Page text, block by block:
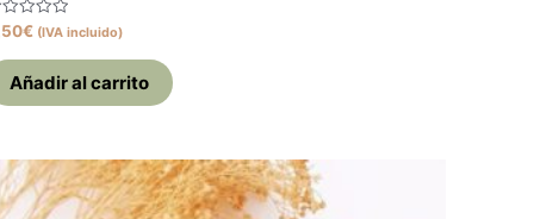
€ (IVA incluido)
Añadir al carrito